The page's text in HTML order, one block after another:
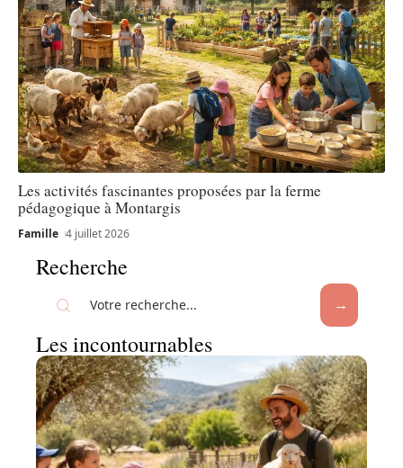
Les activités fascinantes proposées par la ferme
pédagogique à Montargis
Famille 4 juillet 2026
Recherche
Les incontournables